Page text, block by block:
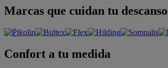
Marcas que cuidan tu descanso
Confort a tu medida